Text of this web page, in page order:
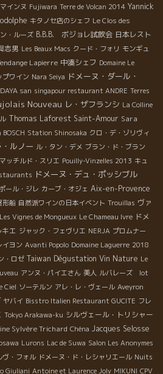
インヌ Fujiwara Terre de Volcan 2014 Yannick
キタノセ店のシェフ Le Clos des
・ルーズ B.B.B. ボジョレ試飲会 日本レスト
志男 Les Beaux Macs クード・フォリ モンギュ
Lapierre 中湊シェフ Domaine Le
プワイン Nara Seiya ドメーヌ・ダール・
san singapour restaurant ANDRE Terres
Nouveau レ・ザフランシ La Colline
Thomas Laforest Saint-Amour Sara
Station Shinosaka クロ・デ・ゾリヴィ
ルノー ル・タン・デメ ブラン・ド・ブラン
マッチルド・スリエ Pouilly-Vinzelles 2013 キュ
ドメーヌ・デュ・ポッシブル
ポール・ジレ カーブ・オジェ Aix-en-Provence
形船 自然派ワインの日本イベント Trouillas ヴァ
Les Vignes de Mongueux Le Chameau Ivre ドメ
エ ジャック・フェヴリエ NERJA プロムナー
イヨン Avanti Popolo Domaine Laguerre 2018
・ロゼ Taiwan Dégustation Vin Nature Le
アンヌ・パイエさん 美人 ルバレーズ lot
Ciel ソーテルン アレ・レ・ヴェール Aveyron
ヤバイ Bisstro Italien Restaurant GUCITE フレ
Tokyo Arakawa-ku シルヴェール・トリシャー
Sylvère Trichard Chéna Jacques Selosse
Lurons Lac de Suwa Salon Les Anonymes
ヴ・フォル ドメーヌ・ド・レシャリエール Nuits
Giuliani Antoine et Laurence Joly MIKUNI CPV